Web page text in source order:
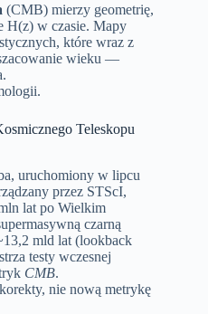
(CMB) mierzy geometrię,
H(z) w czasie. Mapy
które wraz z
wieku —
Teleskopu
uruchomiony w lipcu
przez STScI,
lat po Wielkim
czarną
mld lat (lookback
testy wczesnej
CMB.
nie nową metrykę